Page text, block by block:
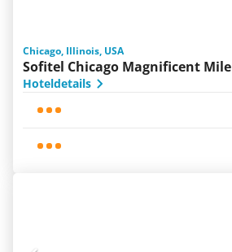
Chicago, Illinois, USA
Sofitel Chicago Magnificent Mile
Hoteldetails